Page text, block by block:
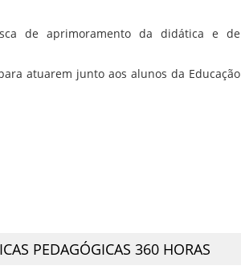
de aprimoramento da didática e de
atuarem junto aos alunos da Educação
PEDAGÓGICAS 360 HORAS